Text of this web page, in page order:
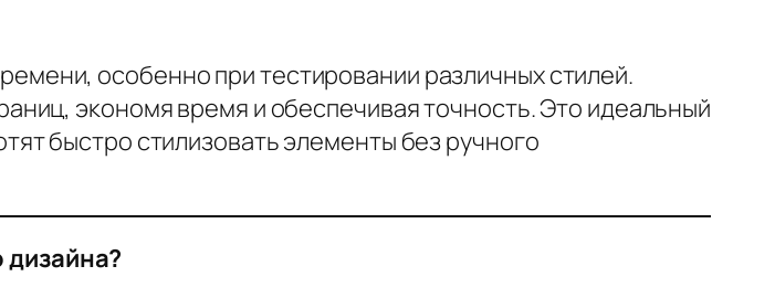
особенно при тестировании различных стилей.
экономя время и обеспечивая точность. Это идеальный
быстро стилизовать элементы без ручного